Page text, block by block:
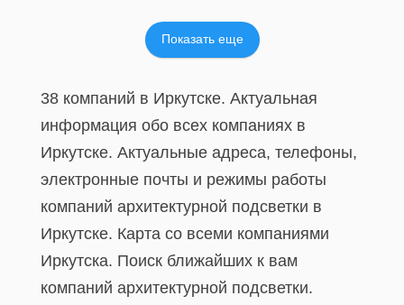
Показать еще
38 компаний в Иркутске. Актуальная
информация обо всех компаниях в
Иркутске. Актуальные адреса, телефоны,
электронные почты и режимы работы
компаний архитектурной подсветки в
Иркутске. Карта со всеми компаниями
Иркутска. Поиск ближайших к вам
компаний архитектурной подсветки.